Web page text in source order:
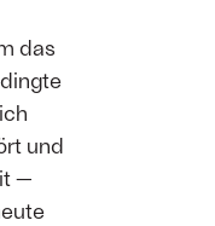
das
und
—